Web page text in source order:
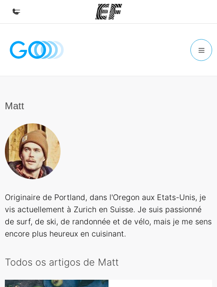
Início
Encontre uma loja
Sobre nós
Quem somos
Junte-se a nós
Matt
Originaire de Portland, dans l'Oregon aux Etats-Unis, je
vis actuellement à Zurich en Suisse. Je suis passionné
de surf, de ski, de randonnée et de vélo, mais je me sens
encore plus heureux en cuisinant.
Todos os artigos de Matt